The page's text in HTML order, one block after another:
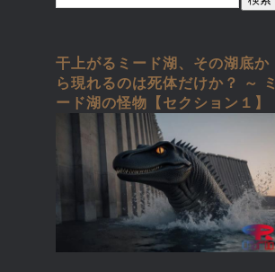
干上がるミード湖、その湖底か
ら現れるのは死体だけか？ ～ ミ
ード湖の怪物【セクション１】